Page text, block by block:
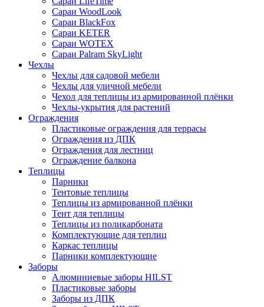
Cараи WoodLook
Сараи BlackFox
Сараи KETER
Сараи WOTEX
Сараи Palram SkyLight
Чехлы
Чехлы для садовой мебели
Чехлы для уличной мебели
Чехол для теплицы из армированной плёнки
Чехлы-укрытия для растений
Ограждения
Пластиковые ограждения для террасы
Ограждения из ДПК
Ограждения для лестниц
Ограждение балкона
Теплицы
Парники
Тентовые теплицы
Теплицы из армированной плёнки
Тент для теплицы
Теплицы из поликарбоната
Комплектующие для теплиц
Каркас теплицы
Парники комплектующие
Заборы
Алюминиевые заборы HILST
Пластиковые заборы
Заборы из ДПК